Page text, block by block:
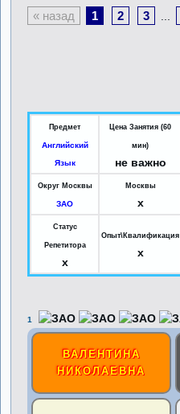
« назад 1 2 3 ...
Предмет
Английский
Язык
Цена Занятия (60
мин)
не важно
Округ Москвы
ЗАО
Москвы
x
Статус
Репетитора
x
Опыт\Квалификация
x
1
ВАЛЕНТИНА
НИКОЛАЕВНА